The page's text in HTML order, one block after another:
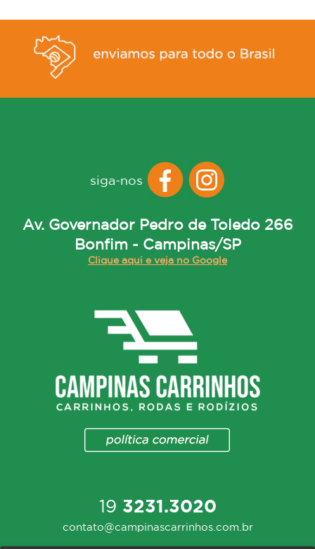
siga-nos
Av. Governador Pedro de Toledo 266
Bonfim - Campinas/SP
Clique aqui e veja no Google
19 3231.3020
contato@campinascarrinhos.com.br